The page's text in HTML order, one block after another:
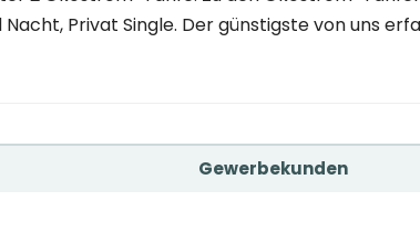
Privat Single. Der günstigste von uns
Gewerbekunden